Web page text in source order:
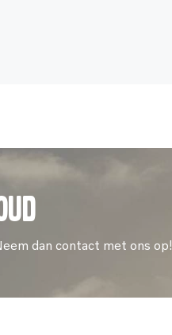
dan contact met ons op!